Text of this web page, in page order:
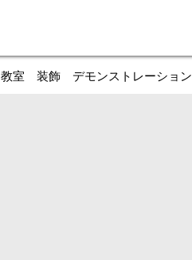
教室 装飾 デモンストレーション